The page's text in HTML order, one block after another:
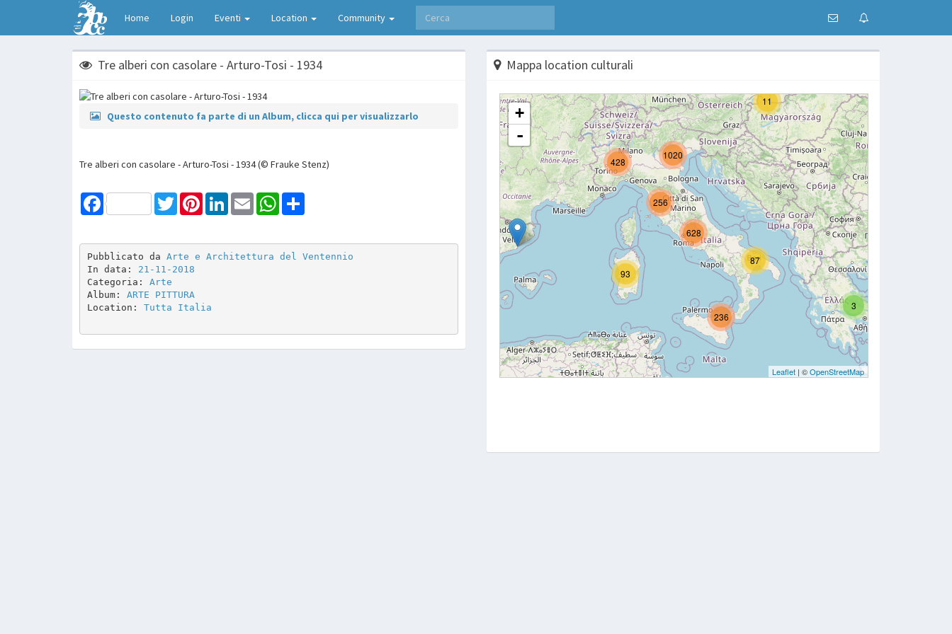
Home Login Eventi Location Community
Tre alberi con casolare - Arturo-Tosi - 1934
Questo contenuto fa parte di un Album, clicca qui per visualizzarlo
Tre alberi con casolare - Arturo-Tosi - 1934 (© Frauke Stenz)
Facebook TwitterPinterestLinkedInEmail WhatsApp
Pubblicato da Arte e Architettura del Ventennio
In data: 21-11-2018
Categoria: Arte
Album: ARTE PITTURA
Location: Tutta Italia
Mappa location culturali